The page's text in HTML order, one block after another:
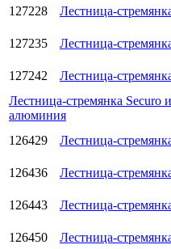
127228
Лестница-
127235
Лестница-
127242
Лестница-
Лестница-стремянка Securo
алюминия
126429
Лестница-
126436
Лестница-
126443
Лестница-
126450
Лестница-